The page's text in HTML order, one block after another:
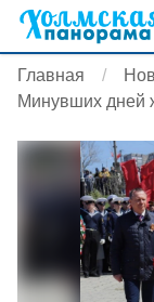
Главная
Минувших дней